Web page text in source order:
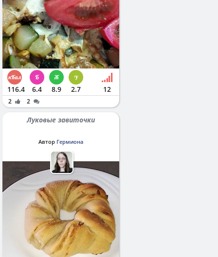
116.4 6.4 8.9 2.7 12
2 2
Луковые завиточки
Автор Гермиона